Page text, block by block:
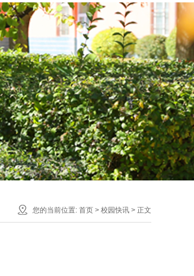
您的当前位置: 首页 > 校园快讯 > 正文